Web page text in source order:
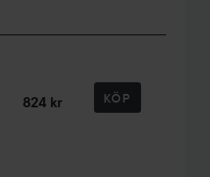
824 kr KÖP